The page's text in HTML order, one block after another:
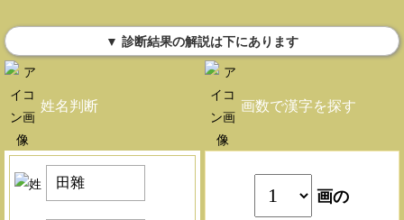
▼ 診断結果の解説は下にあります
姓名判断 画数で漢字を探す
画の